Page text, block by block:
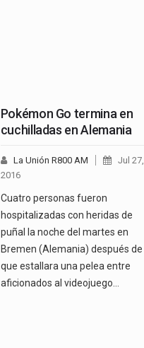
Pokémon Go termina en
cuchilladas en Alemania
La Unión R800 AM
Jul 27,
2016
Cuatro personas fueron
hospitalizadas con heridas de
puñal la noche del martes en
Bremen (Alemania) después de
que estallara una pelea entre
aficionados al videojuego…